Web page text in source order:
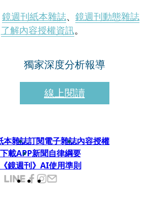
鏡週刊紙本雜誌、 鏡週刊動態雜誌
了解內容授權資訊。
獨家深度分析報導
線上閱讀
本雜誌訂閱電子雜誌內容授權
下載APP新聞自律綱要
《鏡週刊》AI使用準則